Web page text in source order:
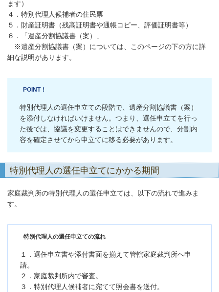
ます）
４．特別代理人候補者の住民票
５．財産証明書（残高証明書や通帳コピー、評価証明書等）
６．「遺産分割協議書（案）」
※遺産分割協議書（案）については、このページの下の方に詳
細な説明があります。
POINT！
特別代理人の選任申立ての段階で、遺産分割協議書（案）
を添付しなければいけません。つまり、選任申立てを行っ
た後では、協議を変更することはできませんので、分割内
容を確定させてから申立てに移る必要があります。
特別代理人の選任申立てにかかる期間
家庭裁判所の特別代理人の選任申立ては、以下の流れで進みま
す。
特別代理人の選任申立ての流れ
１．選任申立書や添付書面を揃えて管轄家庭裁判所へ申
請。
２．家庭裁判所内で審査。
３．特別代理人候補者に宛てて照会書を送付。